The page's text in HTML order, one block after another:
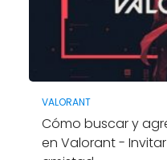
VALORANT
Cómo buscar y
en Valorant -